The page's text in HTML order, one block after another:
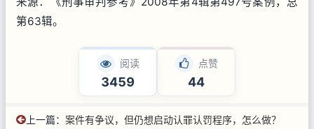
第63辑。
阅读
3459
点赞
44
上一篇： 案件有争议，但仍想启动认罪认罚程序，怎么做？